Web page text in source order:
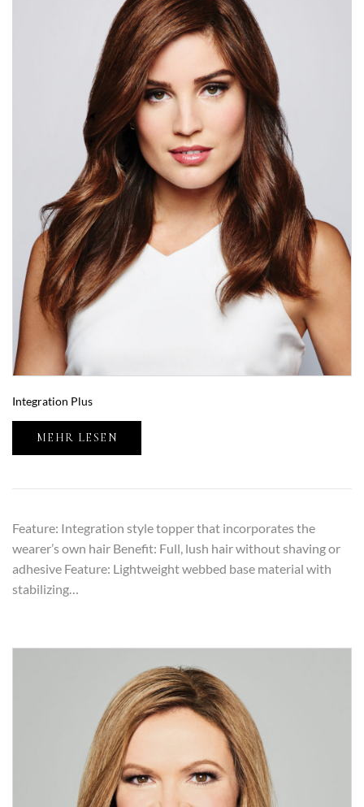
Integration Plus
MEHR LESEN
Feature: Integration style topper that incorporates the
wearer’s own hair Benefit: Full, lush hair without shaving or
adhesive Feature: Lightweight webbed base material with
stabilizing…